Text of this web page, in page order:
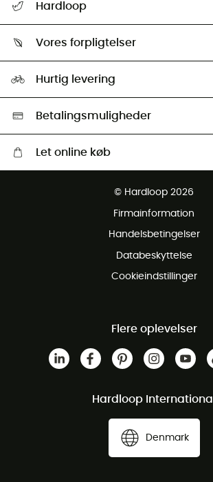
Returnering & Tilbagebetaling
Hardloop
Our ambassadors
Vores forpligtelser
HardGreen Udvalg
Hurtig levering
Betalingsmuligheder
Let online køb
© Hardloop 2026
Firmainformation
Handelsbetingelser
Databeskyttelse
Cookieindstillinger
Flere oplevelser
Hardloop International
Denmark